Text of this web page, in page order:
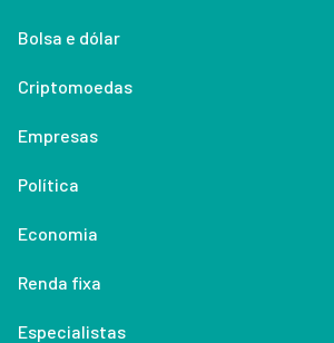
Bolsa e dólar
Criptomoedas
Empresas
Política
Economia
Renda fixa
Especialistas